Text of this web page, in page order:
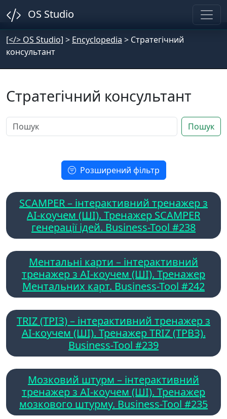
OS Studio
[</> OS Studio] > Encyclopedia > Стратегічний
консультант
Стратегічний консультант
Пошук
Розширений фільтр
SCAMPER – інтерактивний тренажер з
AI-коучем (ШІ). Тренажер SCAMPER
генерації ідей. Business-Tool #238
Ментальні карти – інтерактивний
тренажер з AI-коучем (ШІ). Тренажер
Ментальних карт. Business-Tool #242
TRIZ (ТРІЗ) – інтерактивний тренажер з
AI-коучем (ШІ). Тренажер TRIZ (ТРВЗ).
Business-Tool #239
Мозковий штурм – інтерактивний
тренажер з AI-коучем (ШІ). Тренажер
мозкового штурму. Business-Tool #235